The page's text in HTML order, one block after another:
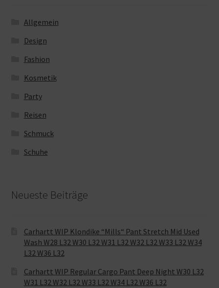
Allgemein
Design
Fashion
Kosmetik
Party
Reisen
Schmuck
Schuhe
Neueste Beiträge
Carhartt WIP Klondike “Mills“ Pant Stretch Mid Used
Wash W28 L32 W30 L32 W31 L32 W32 L32 W33 L32 W34
L32 W36 L32
Carhartt WIP Regular Cargo Pant Deep Night W30 L32
W31 L32 W32 L32 W33 L32 W34 L32 W36 L32